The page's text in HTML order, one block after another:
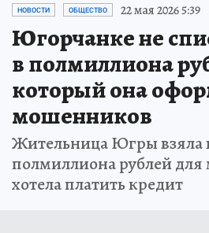
НОВОСТИ ОБЩЕСТВО 22 мая 2026 5:39
Югорчанке не
в полмиллиона
который она
мошенников
Жительница Югры взяла
полмиллиона рублей
хотела платить кредит